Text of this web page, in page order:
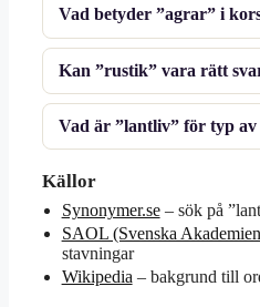
Vad betyder ”agrar” i
Kan ”rustik” vara rätt
Vad är ”lantliv” för typ av
Källor
Synonymer.se– sök på
SAOL (Svenska
stavningar
Wikipedia – bakgrund till